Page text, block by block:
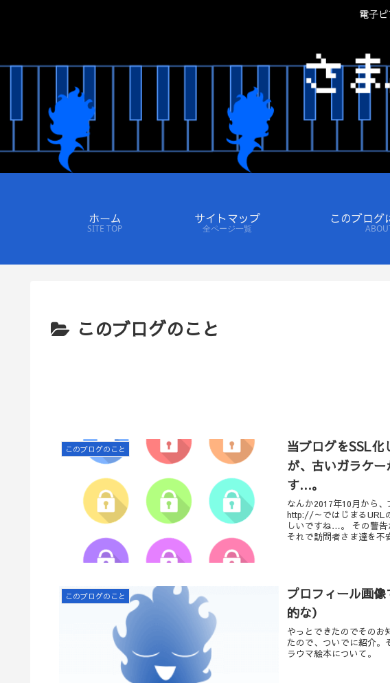
電子
ホーム
SITE TOP
サイトマップ
全ページ一覧
このブログ
このブログのこと
このブログのこと
当ブログをSSL化
が、古いガラケ
す…。
なんか2017年10月から
http://～ではじまるURL
しいですね…。 その警告がどの程度派手なものかはわかりませんが、もし
それで訪問者さま達を不
このブログのこと
プロフィール画
的な）
やっとできたのでそのお
たので、ついでに紹介。
ラウマ絵本について。